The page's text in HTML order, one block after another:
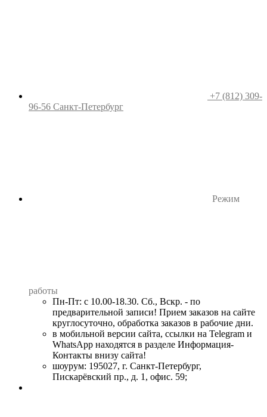
+7 (812) 309-
96-56 Санкт-Петербург
Режим
работы
Пн-Пт: с 10.00-18.30. Сб., Вскр. - по
предварительной записи! Прием заказов на сайте
круглосуточно, обработка заказов в рабочие дни.
в мобильной версии сайта, ссылки на Telegram и
WhatsApp находятся в разделе Информация-
Контакты внизу сайта!
шоурум: 195027, г. Санкт-Петербург,
Пискарёвский пр., д. 1, офис. 59;